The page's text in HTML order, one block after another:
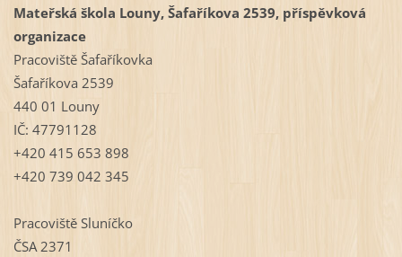
Mateřská škola Louny, Šafaříkova 2539, příspěvková
organizace
Pracoviště Šafaříkovka
Šafaříkova 2539
440 01 Louny
IČ: 47791128
+420 415 653 898
+420 739 042 345
Pracoviště Sluníčko
ČSA 2371